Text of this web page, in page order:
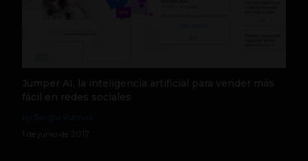
Jumper AI, la inteligencia artificial para vender más
fácil en redes sociales
1 de junio de 2017